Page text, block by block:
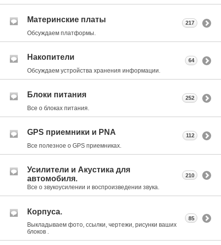
Материнские платы
Обсуждаем платформы.
217
Накопители
Обсуждаем устройства хранения информации.
64
Блоки питания
Все о блоках питания.
252
GPS приемники и PNA
Все полезное о GPS приемниках.
112
Усилители и Акустика для
автомобиля.
Все о звукоусилении и воспроизведении звука.
210
Корпуса.
Выкладываем фото, ссылки, чертежи, рисунки ваших
блоков .
85